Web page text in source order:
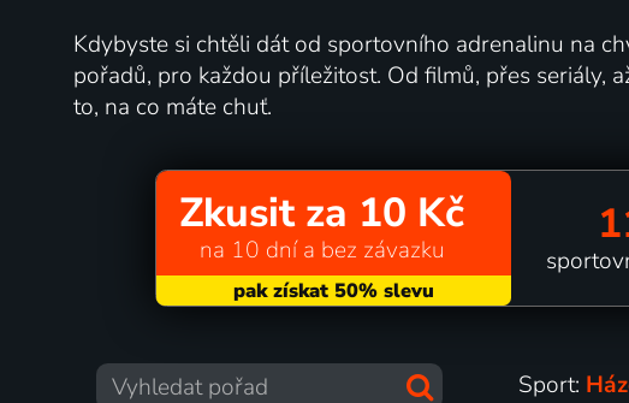
Kdybyste si chtěli dát od sportovního adrenalinu na
pořadů, pro každou příležitost. Od filmů, přes seriály,
to, na co máte chuť.
Zkusit za 10 Kč
na 10 dní a bez závazku
Sport: